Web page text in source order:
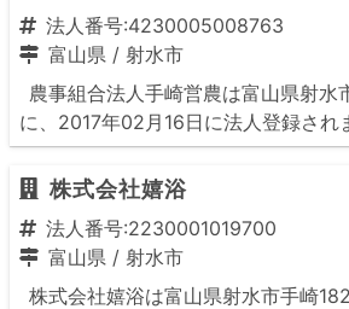
法人番号:4230005008763
富山県 / 射水市
農事組合法人手崎営農は富山県射水
に、2017年02月16日に法人登録され
株式会社嬉浴
法人番号:2230001019700
富山県 / 射水市
株式会社嬉浴は富山県射水市手崎